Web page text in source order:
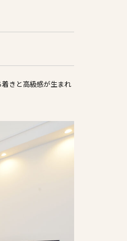
きと高級感が生まれ